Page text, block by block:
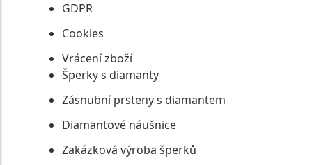
GDPR
Cookies
Vrácení zboží
Šperky s diamanty
Zásnubní prsteny s diamantem
Diamantové náušnice
Zakázková výroba šperků